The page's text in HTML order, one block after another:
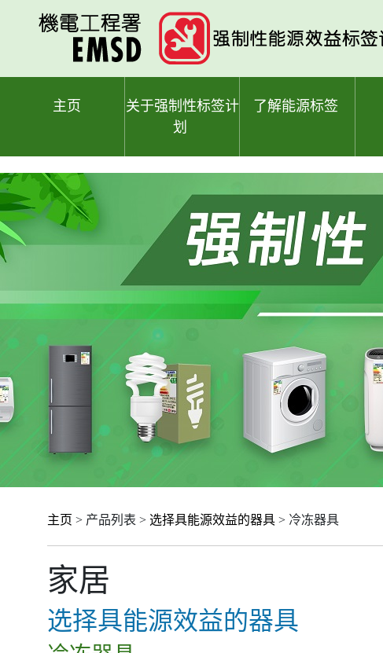
主页
关于强制性标签计
划
了解能源标签
主页 > 产品列表 > 选择具能源效益的器具 > 冷冻器具
家居
选择具能源效益的器具